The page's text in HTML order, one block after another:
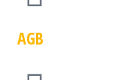
AGB